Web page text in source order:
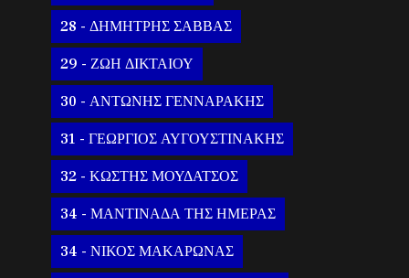
28 - ΔΗΜΗΤΡΗΣ ΣΑΒΒΑΣ
29 - ΖΩΗ ΔΙΚΤΑΙΟΥ
30 - ΑΝΤΩΝΗΣ ΓΕΝΝΑΡΑΚΗΣ
31 - ΓΕΩΡΓΙΟΣ ΑΥΓΟΥΣΤΙΝΑΚΗΣ
32 - ΚΩΣΤΗΣ ΜΟΥΔΑΤΣΟΣ
34 - ΜΑΝΤΙΝΑΔΑ ΤΗΣ ΗΜΕΡΑΣ
34 - ΝΙΚΟΣ ΜΑΚΑΡΩΝΑΣ